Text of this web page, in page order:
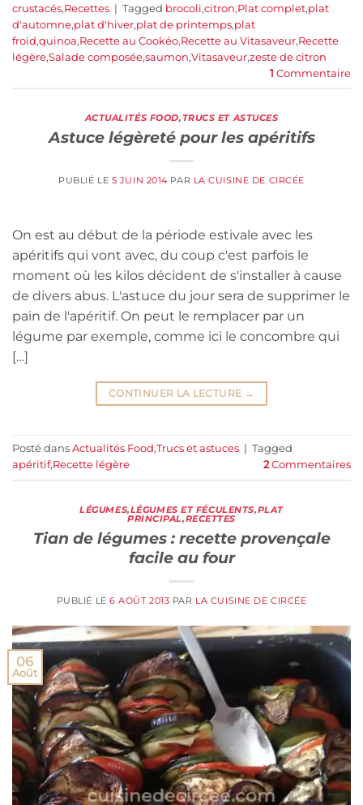
crustacés,Recettes | Tagged brocoli,citron,Plat complet,plat
d'automne,plat d'hiver,plat de printemps,plat
froid,quinoa,Recette au Cookéo,Recette au Vitasaveur,Recette
légère,Salade composée,saumon,Vitasaveur,zeste de citron
1 Commentaire
ACTUALITÉS FOOD,TRUCS ET ASTUCES
Astuce légèreté pour les apéritifs
PUBLIÉ LE 5 JUIN 2014 PAR LA CUISINE DE CIRCÉE
On est au début de la période estivale avec les
apéritifs qui vont avec, du coup c'est parfois le
moment où les kilos décident de s'installer à cause
de divers abus. L'astuce du jour sera de supprimer le
pain de l'apéritif. On peut le remplacer par un
légume par exemple, comme ici le concombre qui
[…]
CONTINUER LA LECTURE →
Posté dans Actualités Food,Trucs et astuces | Tagged
apéritif,Recette légère 2Commentaires
LÉGUMES,LÉGUMES ET FÉCULENTS,PLAT
PRINCIPAL,RECETTES
Tian de légumes : recette provençale
facile au four
PUBLIÉ LE6 AOÛT 2013 PAR LA CUISINE DE CIRCÉE
06
Août